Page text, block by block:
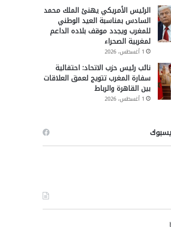
الرئيس الأمريكي يهنئ الملك محمد
السادس بمناسبة العيد الوطني
للمغرب ويجدد موقف بلاده الداعم
لمغربية الصحراء
1 أغسطس، 2026
نائب رئيس حزب الاتحاد: احتفالية
سفارة المغرب تتويج لعمق العلاقات
بين القاهرة والرباط
1 أغسطس، 2026